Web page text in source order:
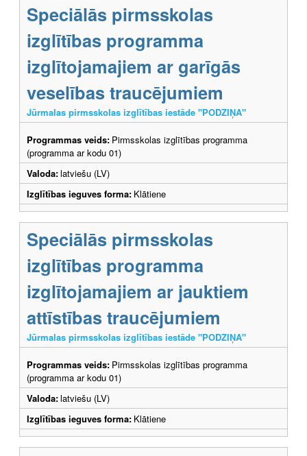
Speciālās pirmsskolas
izglītības programma
izglītojamajiem ar garīgās
veselības traucējumiem
Jūrmalas pirmsskolas izglītības iestāde "PODZIŅA"
Programmas veids: Pirmsskolas izglītības programma
(programma ar kodu 01)
Valoda:latviešu (LV)
Izglītības ieguves forma: Klātiene
Speciālās pirmsskolas
izglītības programma
izglītojamajiem ar jauktiem
attīstības traucējumiem
Jūrmalas pirmsskolas izglītības iestāde "PODZIŅA"
Programmas veids: Pirmsskolas izglītības programma
(programma ar kodu 01)
Valoda:latviešu (LV)
Izglītības ieguves forma: Klātiene